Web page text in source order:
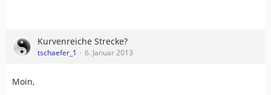
Kurvenreiche Strecke?
tschaefer_1 6. Januar 2013
Moin,